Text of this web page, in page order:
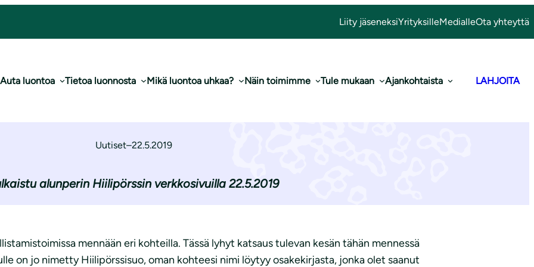
Liity jäseneksiYrityksilleMedialleOta yhteyttä
Auta luontoa Tietoa luonnosta Mikä luontoa uhkaa? Näin toimimme Tule mukaan Ajankohtaista LAHJOITA
Uutiset–22.5.2019
alunperin Hiilipörssin verkkosivuilla 22.5.2019
mennään eri kohteilla. Tässä lyhyt katsaus tulevan kesän tähän mennessä
on jo nimetty Hiilipörssisuo, oman kohteesi nimi löytyy osakekirjasta, jonka olet saanut